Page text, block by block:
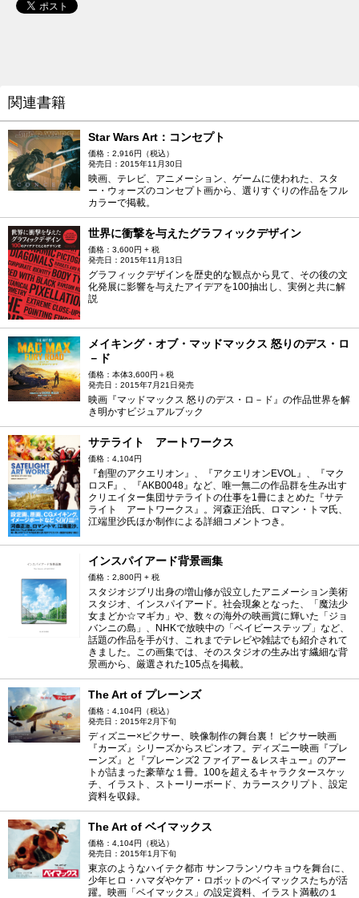
関連書籍
Star Wars Art：コンセプト
価格：2,916円（税込）
発売日：2015年11月30日
映画、テレビ、アニメーション、ゲームに使われた、スタ
ー・ウォーズのコンセプト画から、選りすぐりの作品をフル
カラーで掲載。
世界に衝撃を与えたグラフィックデザイン
価格：3,600円 + 税
発売日：2015年11月13日
グラフィックデザインを歴史的な観点から見て、その後の文
化発展に影響を与えたアイデアを100抽出し、実例と共に解
説
メイキング・オブ・マッドマックス 怒りのデス・ロ
－ド
価格：本体3,600円＋税
発売日：2015年7月21日発売
映画『マッドマックス 怒りのデス・ロ－ド』の作品世界を解
き明かすビジュアルブック
サテライト アートワークス
価格：4,104円
『創聖のアクエリオン』、『アクエリオンEVOL』、『マク
ロスF』、『AKB0048』など、唯一無二の作品群を生み出す
クリエイター集団サテライトの仕事を1冊にまとめた『サテ
ライト アートワークス』。河森正治氏、ロマン・トマ氏、
江端里沙氏ほか制作による詳細コメントつき。
インスパイアード背景画集
価格：2,800円 + 税
スタジオジブリ出身の増山修が設立したアニメーション美術
スタジオ、インスパイアード。社会現象となった、「魔法少
女まどか☆マギカ」や、数々の海外の映画賞に輝いた「ジョ
バンニの島」、NHKで放映中の「ベイビーステップ」など、
話題の作品を手がけ、これまでテレビや雑誌でも紹介されて
きました。この画集では、そのスタジオの生み出す繊細な背
景画から、厳選された105点を掲載。
The Art of プレーンズ
価格：4,104円（税込）
発売日：2015年2月下旬
ディズニー×ピクサー、映像制作の舞台裏！ ピクサー映画
『カーズ』シリーズからスピンオフ。ディズニー映画『プレ
ーンズ』と『プレーンズ2 ファイアー＆レスキュー』のアー
トが詰まった豪華な１冊。100を超えるキャラクタースケッ
チ、イラスト、ストーリーボード、カラースクリプト、設定
資料を収録。
The Art of ベイマックス
価格：4,104円（税込）
発売日：2015年1月下旬
東京のようなハイテク都市 サンフランソウキョウを舞台に、
少年ヒロ・ハマダやケア・ロボットのベイマックスたちが活
躍。映画「ベイマックス」の設定資料、イラスト満載の１